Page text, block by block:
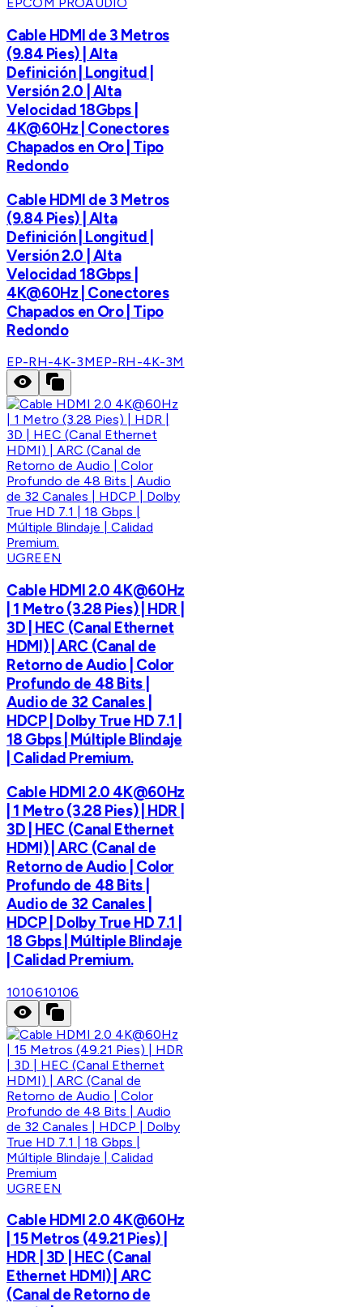
EPCOM PROAUDIO
Cable HDMI de 3 Metros
(9.84 Pies) | Alta
Definición | Longitud |
Versión 2.0 | Alta
Velocidad 18Gbps |
4K@60Hz | Conectores
Chapados en Oro | Tipo
Redondo
Cable HDMI de 3 Metros
(9.84 Pies) | Alta
Definición | Longitud |
Versión 2.0 | Alta
Velocidad 18Gbps |
4K@60Hz | Conectores
Chapados en Oro | Tipo
Redondo
EP-RH-4K-3MEP-RH-4K-3M
UGREEN
Cable HDMI 2.0 4K@60Hz
| 1 Metro (3.28 Pies) | HDR |
3D | HEC (Canal Ethernet
HDMI) | ARC (Canal de
Retorno de Audio | Color
Profundo de 48 Bits |
Audio de 32 Canales |
HDCP | Dolby True HD 7.1 |
18 Gbps | Múltiple Blindaje
| Calidad Premium.
Cable HDMI 2.0 4K@60Hz
| 1 Metro (3.28 Pies) | HDR |
3D | HEC (Canal Ethernet
HDMI) | ARC (Canal de
Retorno de Audio | Color
Profundo de 48 Bits |
Audio de 32 Canales |
HDCP | Dolby True HD 7.1 |
18 Gbps | Múltiple Blindaje
| Calidad Premium.
1010610106
UGREEN
Cable HDMI 2.0 4K@60Hz
| 15 Metros (49.21 Pies) |
HDR | 3D | HEC (Canal
Ethernet HDMI) | ARC
(Canal de Retorno de